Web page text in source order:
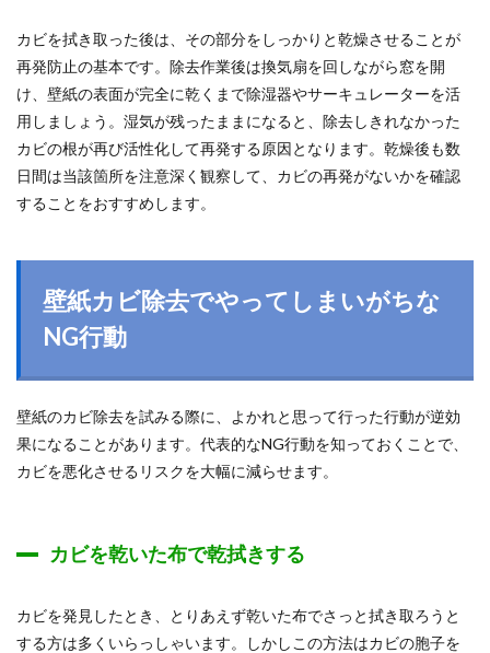
カビを拭き取った後は、その部分をしっかりと乾燥させることが
再発防止の基本です。除去作業後は換気扇を回しながら窓を開
け、壁紙の表面が完全に乾くまで除湿器やサーキュレーターを活
用しましょう。湿気が残ったままになると、除去しきれなかった
カビの根が再び活性化して再発する原因となります。乾燥後も数
日間は当該箇所を注意深く観察して、カビの再発がないかを確認
することをおすすめします。
壁紙カビ除去でやってしまいがちな
NG行動
壁紙のカビ除去を試みる際に、よかれと思って行った行動が逆効
果になることがあります。代表的なNG行動を知っておくことで、
カビを悪化させるリスクを大幅に減らせます。
カビを乾いた布で乾拭きする
カビを発見したとき、とりあえず乾いた布でさっと拭き取ろうと
する方は多くいらっしゃいます。しかしこの方法はカビの胞子を